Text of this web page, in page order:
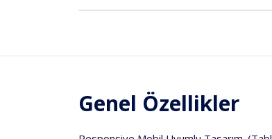
Genel Özellikler